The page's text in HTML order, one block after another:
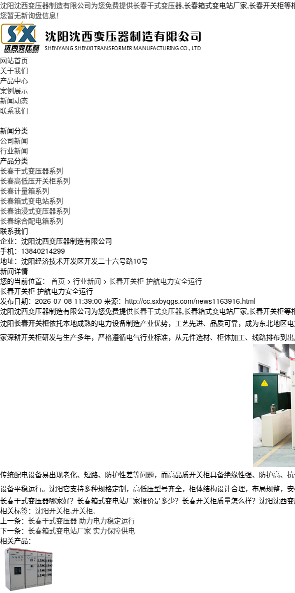
沈阳沈西变压器制造有限公司为您免费提供长春干式变压器,长春箱式变电站厂家,长春开关柜等
您暂无新询盘信息！
网站首页
关于我们
产品中心
案例展示
新闻动态
联系我们
新闻分类
公司新闻
行业新闻
产品分类
长春干式变压器系列
长春高低压开关柜系列
长春计量箱系列
长春箱式变电站系列
长春油浸式变压器系列
长春综合配电箱系列
联系我们
企业：沈阳沈西变压器制造有限公司
手机：13840214299
地址：沈阳经济技术开发区开发二十六号路10号
新闻详情
您的当前位置： 首页 > 行业新闻 > 长春开关柜 护航电力安全运行
长春开关柜 护航电力安全运行
发布日期： 2026-07-08 11:39:00 来源： http://cc.sxbyqgs.com/news1163916.html
沈阳沈西变压器制造有限公司为您免费提供长春干式变压器,长春箱式变电站厂家,长春开关柜等
沈阳长春开关柜依托本地成熟的电力设备制造产业优势，工艺先进、品质可靠，成为东北地区
家深耕开关柜研发与生产多年，严格遵循电气行业标准，从元件选材、柜体加工、线路排布到
传统配电设备易出现老化、短路、防护性差等问题，而高品质开关柜具备绝缘性强、防护高
设备平稳运行。沈阳它支持多种规格定制，高低压型号齐全，柜体结构设计合理，布局规整，
长春干式变压器哪家好？长春箱式变电站厂家报价是多少？长春开关柜质量怎么样？沈阳沈
相关标签： 沈阳开关柜,开关柜,
上一条： 长春干式变压器 助力电力稳定运行
下一条： 长春箱式变电站厂家 实力保障供电
相关产品：